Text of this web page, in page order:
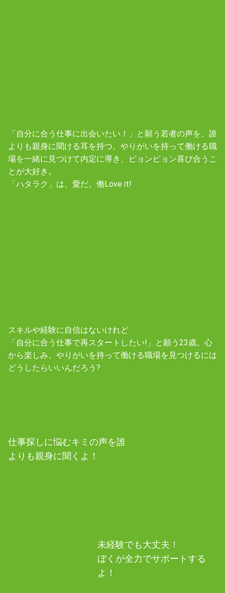
「自分に合う仕事に出会いたい！」と願う若者の声を、誰
よりも親身に聞ける耳を持つ。やりがいを持って働ける職
場を一緒に見つけて内定に導き、ピョンピョン喜び合うこ
とが大好き。
「ハタラク」は、愛だ。働Love it!
スキルや経験に自信はないけれど
「自分に合う仕事で再スタートしたい!」と願う23歳。 心
から楽しみ、やりがいを持って働ける職場を見つけるには
どうしたらいいんだろう?
仕事探しに悩むキミの声を誰
よりも親身に聞くよ！
未経験でも大丈夫！
ぼくが全力でサポートする
よ！